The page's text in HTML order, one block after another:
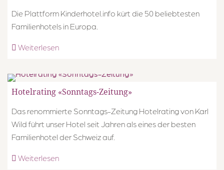
Die Plattform Kinderhotel.info kürt die 50 beliebtesten
Familienhotels in Europa.
Weiterlesen
Hotelrating «Sonntags-Zeitung»
Das renommierte Sonntags-Zeitung Hotelrating von Karl
Wild führt unser Hotel seit Jahren als eines der besten
Familienhotel der Schweiz auf.
Weiterlesen